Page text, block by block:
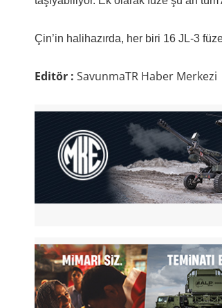
Çin’in halihazırda, her biri 16 JL-3
Editör : SavunmaTR Haber Merkezi